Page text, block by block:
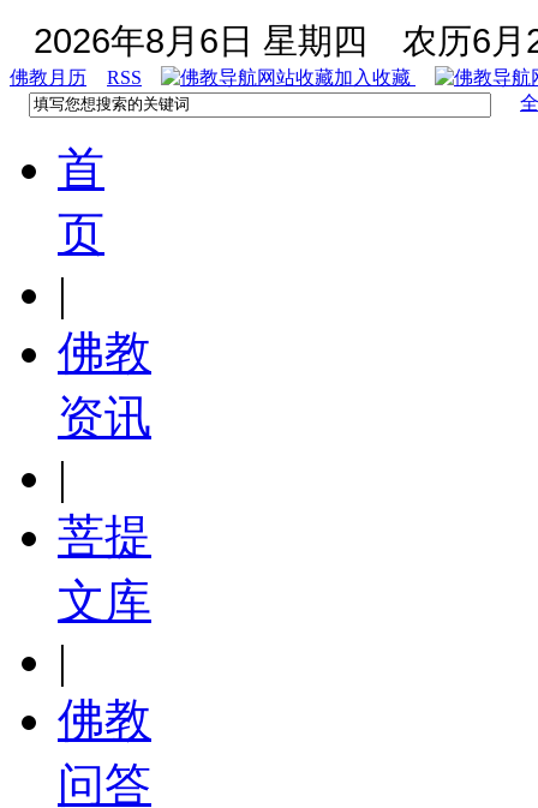
2026年8月6日 星期四 农历6月
佛教月历 RSS
加入收藏
首
页
|
佛教
资讯
|
菩提
文库
|
佛教
问答